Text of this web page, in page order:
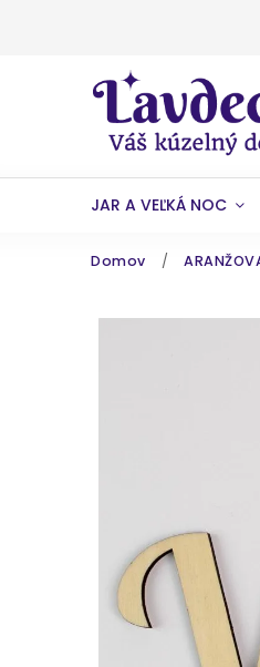
JAR A VEĽKÁ NOC
Domov /